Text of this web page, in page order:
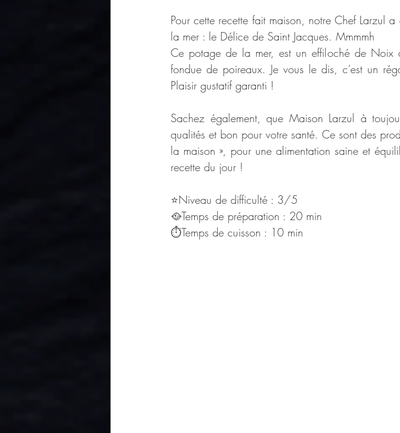
Pour cette recette fait maison, notre Chef Larzul
la mer : le Délice de Saint Jacques. Mmmmh
Ce potage de la mer, est un effiloché de Noix
fondue de poireaux. Je vous le dis, c’est un
Plaisir gustatif garanti !
Sachez également, que Maison Larzul à
qualités et bon pour votre santé. Ce sont des
la maison », pour une alimentation saine et
recette du jour !
⭐Niveau de difficulté : 3/5
🥘Temps de préparation : 20 min
⏱Temps de cuisson : 10 min